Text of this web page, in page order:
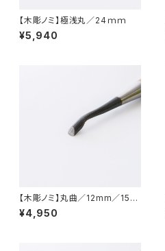
【木彫ノミ】極浅丸／24ｍｍ
¥5,940
【木彫ノミ】丸曲／12mm／15m
m
¥4,950